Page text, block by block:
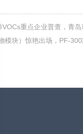
重点企业普查，青
模块）惊艳出场，PF-300